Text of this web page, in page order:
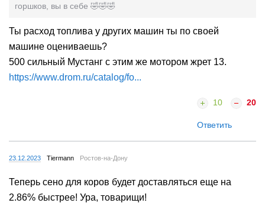
горшков, вы в себе 🤣🤣🤣
Ты расход топлива у других машин ты по своей
машине оцениваешь?
500 сильный Мустанг с этим же мотором жрет 13.
https://www.drom.ru/catalog/fo...
10 20
Ответить
23.12.2023 Tiermann Ростов-на-Дону
Теперь сено для коров будет доставляться еще на
2.86% быстрее! Ура, товарищи!